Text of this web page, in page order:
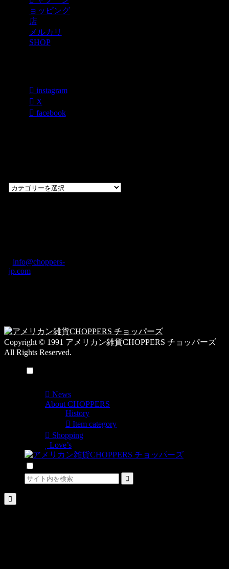
ョッピング
店
メルカリ
SHOP
instagram
X
facebook
過
テ
ゴ
info@choppers-
jp.com
Copyright © 1991 アメリカン雑貨CHOPPERS チョッパーズ
All Rights Reserved.
News
About CHOPPERS
History
Item category
Shopping
Love’s